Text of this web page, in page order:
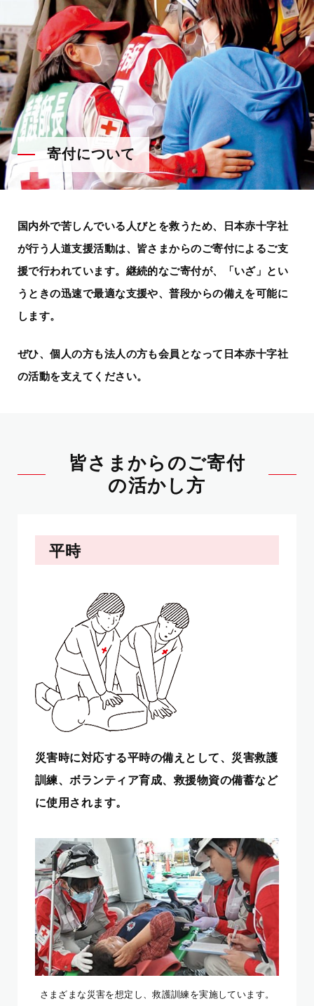
寄付について
国内外で苦しんでいる人びとを救うため、日本赤十字社
が行う人道支援活動は、 皆さまからのご寄付によるご支
援で行われています。 継続的なご寄付が、「いざ」とい
うときの迅速で最適な支援や、普段からの備えを可能に
します。
ぜひ、個人の方も法人の方も会員となって日本赤十字社
の活動を支えてください。
皆さまからのご寄付
の活かし方
平時
災害時に対応する平時の備えとして、災害救護
訓練、ボランティア育成、救援物資の備蓄など
に使用されます。
さまざまな災害を想定し、救護訓練を実施しています。